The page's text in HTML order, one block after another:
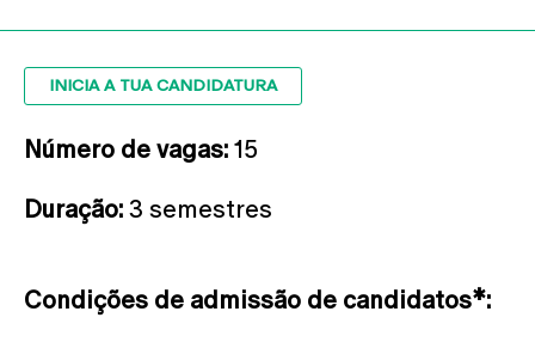
INICIA A TUA CANDIDATURA
Número de vagas: 15
Duração: 3 semestres
Condições de admissão de candidatos*: